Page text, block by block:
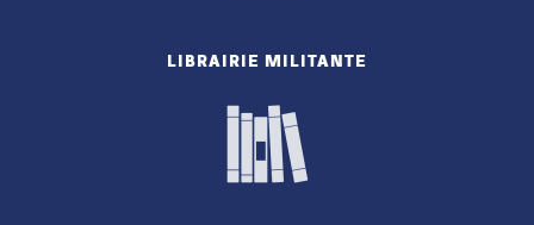
LIBRAIRIE MILITANTE